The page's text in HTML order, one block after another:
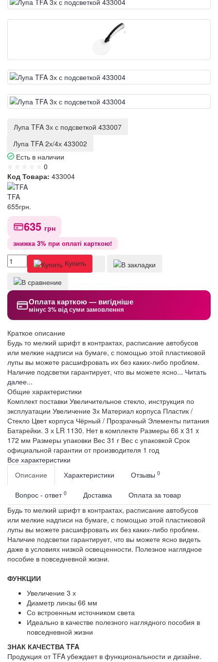
Лупа TFA 3х с подсветкой 433007
Лупа TFA 2х/4х 433002
Есть в наличии
0
Код Товара: 433004
TFA
655грн.
635 грн
знижка 3% при оплаті карткою!
Купить
Оплата карткою — вигідніше
мінус 3% від суми замовлення
Краткое описание
Будь то мелкий шрифт в контрактах, расписание автобусов
или мелкие надписи на бумаге, с помощью этой пластиковой
лупы вы можете расшифровать их без каких-либо проблем.
Наличие подсветки гарантирует, что вы можете ясно... Читать
далее...
Общие характеристики
Комплект поставки Увеличительное стекло, инструкция по
эксплуатации Увеличение 3х Материал корпуса Пластик /
Стекло Цвет корпуса Чёрный / Прозрачный Элементы питания
Батарейки. 3 х LR 1130. Нет в комплекте Размеры 66 x 31 x
172 мм Размеры упаковки Вес 31 г Вес с упаковкой Срок
официальной гарантии от производителя 1 год
Все характеристики
Описание
Характеристики Отзывы 0
Вопрос - ответ 0 Доставка
Оплата за товар
Будь то мелкий шрифт в контрактах, расписание автобусов
или мелкие надписи на бумаге, с помощью этой пластиковой
лупы вы можете расшифровать их без каких-либо проблем.
Наличие подсветки гарантирует, что вы можете ясно видеть
даже в условиях низкой освещенности. Полезное наглядное
пособие в повседневной жизни.
ФУНКЦИИ
Увеличение 3 х
Диаметр линзы 66 мм
Со встроенным источником света
Идеально в качестве полезного наглядного пособия в
повседневной жизни
ЗНАК КАЧЕСТВА TFA
Продукция от TFA убеждает в функциональности и дизайне.